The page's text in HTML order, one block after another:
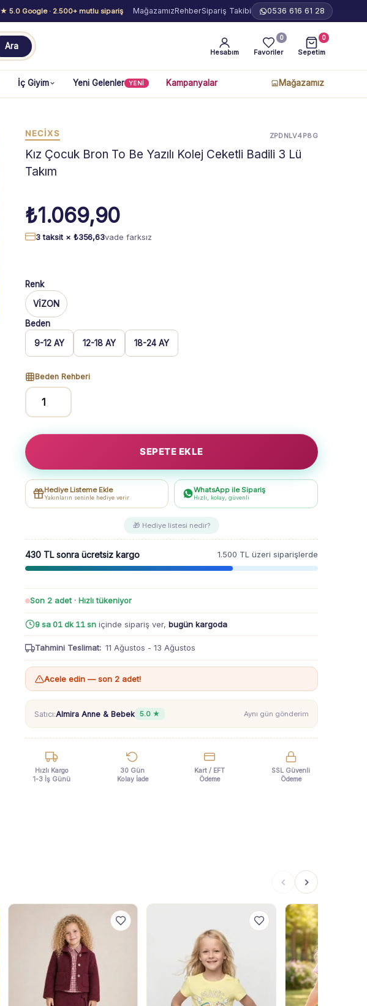
★ 5.0 Google· 2.500+ mutlu sipariş MağazamızRehberSipariş Takibi 0536 616 61 28
Ara
Hesabım Favoriler
0
Sepetim
0
İç Giyim Yeni Gelenler YENİ Kampanyalar Mağazamız
NECİXS ZPDNLV4P8G
Kız Çocuk Bron To Be Yazılı Kolej Ceketli Badili 3 Lü
Takım
₺1.069,90
3 taksit × ₺356,63vade farksız
Son 2 adet · Hızlı tükeniyor
Tahmini Teslimat: 11 Ağustos - 13 Ağustos
Acele edin — son 2 adet!
Renk
VİZON
Beden
9-12 AY
12-18 AY 18-24 AY
Beden Rehberi
Bron
To
Be
Yazılı
Kolej
Ceketli
3
Lü
Takım
adet
SEPETE EKLE
Hediye Listeme Ekle
Yakınların seninle hediye verir
WhatsApp ile Sipariş
Hızlı, kolay, güvenli
🎁 Hediye listesi nedir?
430 TL sonra ücretsiz kargo 1.500 TL üzeri siparişlerde
9 sa 01 dk 09 sniçinde sipariş ver, bugün kargoda
Satıcı:Almira Anne & Bebek 5.0 ★ Aynı gün gönderim
Hızlı Kargo
1-3 İş Günü
30 Gün
Kolay İade
Kart / EFT
Ödeme
SSL Güvenli
Ödeme